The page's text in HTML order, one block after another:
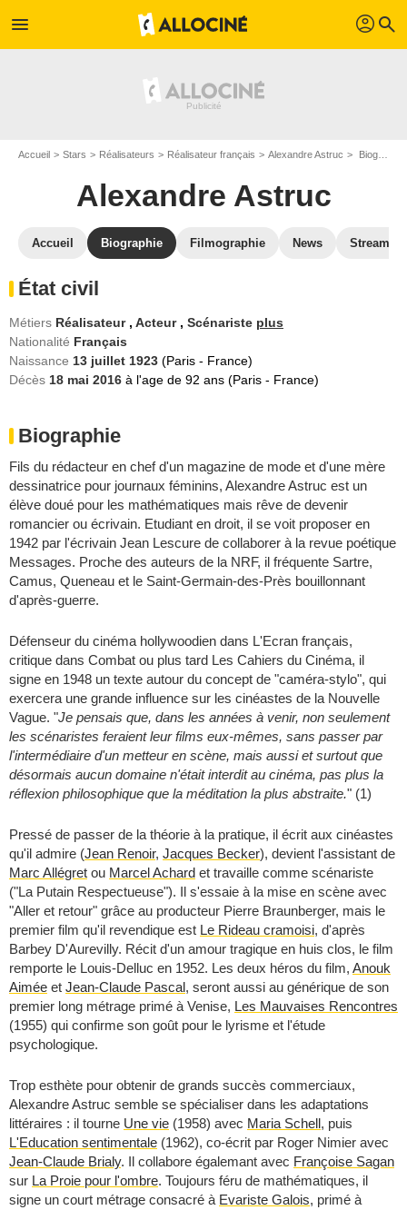
menu profil search
Accueil Stars Réalisateurs Réalisateur français Alexandre Astruc Biographie Alexandre Astruc
Alexandre Astruc
Accueil Biographie Filmographie News Streaming
État civil
Métiers Réalisateur , Acteur , Scénariste plus
Nationalité Français
Naissance 13 juillet 1923 (Paris - France)
Décès 18 mai 2016 à l'age de 92 ans (Paris - France)
Biographie
Fils du rédacteur en chef d'un magazine de mode et d'une mère
dessinatrice pour journaux féminins, Alexandre Astruc est un
élève doué pour les mathématiques mais rêve de devenir
romancier ou écrivain. Etudiant en droit, il se voit proposer en
1942 par l'écrivain Jean Lescure de collaborer à la revue poétique
Messages. Proche des auteurs de la NRF, il fréquente Sartre,
Camus, Queneau et le Saint-Germain-des-Près bouillonnant
d'après-guerre.
Défenseur du cinéma hollywoodien dans L'Ecran français,
critique dans Combat ou plus tard Les Cahiers du Cinéma, il
signe en 1948 un texte autour du concept de "caméra-stylo", qui
exercera une grande influence sur les cinéastes de la Nouvelle
Vague. "Je pensais que, dans les années à venir, non seulement
les scénaristes feraient leur films eux-mêmes, sans passer par
l'intermédiaire d'un metteur en scène, mais aussi et surtout que
désormais aucun domaine n'était interdit au cinéma, pas plus la
réflexion philosophique que la méditation la plus abstraite." (1)
Pressé de passer de la théorie à la pratique, il écrit aux cinéastes
qu'il admire (Jean Renoir, Jacques Becker), devient l'assistant de
Marc Allégret ou Marcel Achard et travaille comme scénariste
("La Putain Respectueuse"). Il s'essaie à la mise en scène avec
"Aller et retour" grâce au producteur Pierre Braunberger, mais le
premier film qu'il revendique est Le Rideau cramoisi, d'après
Barbey D'Aurevilly. Récit d'un amour tragique en huis clos, le film
remporte le Louis-Delluc en 1952. Les deux héros du film, Anouk
Aimée et Jean-Claude Pascal, seront aussi au générique de son
premier long métrage primé à Venise, Les Mauvaises Rencontres
(1955) qui confirme son goût pour le lyrisme et l'étude
psychologique.
Trop esthète pour obtenir de grands succès commerciaux,
Alexandre Astruc semble se spécialiser dans les adaptations
littéraires : il tourne Une vie (1958) avec Maria Schell, puis
L'Education sentimentale (1962), co-écrit par Roger Nimier avec
Jean-Claude Brialy. Il collabore égalemant avec Françoise Sagan
sur La Proie pour l'ombre. Toujours féru de mathématiques, il
signe un court métrage consacré à Evariste Galois, primé à